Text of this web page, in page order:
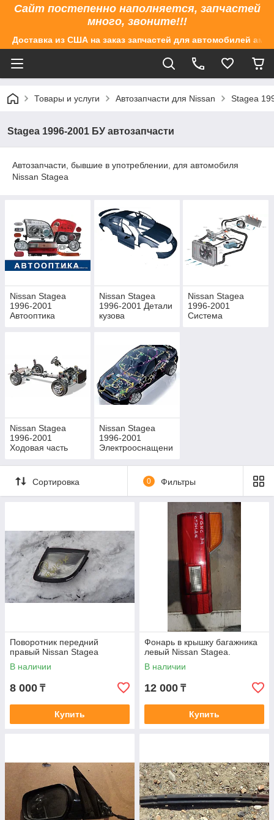
Сайт постепенно наполняется, запчастей
много, звоните!!!
Доставка из США на заказ запчастей для автомобилей
Товары и услуги Автозапчасти для Nissan Stagea
Stagea 1996-2001 БУ автозапчасти
Автозапчасти, бывшие в употреблении, для автомобиля
Nissan Stagea
Nissan Stagea
1996-2001
Автооптика
Nissan Stagea
1996-2001 Детали
кузова
Nissan Stagea
1996-2001
Система
Nissan Stagea
1996-2001
Ходовая часть
Nissan Stagea
1996-2001
Электрооснащени
Сортировка 0 Фильтры
Поворотник передний
правый Nissan Stagea
В наличии
8 000 ₸
Купить
Фонарь в крышку багажника
левый Nissan Stagea.
В наличии
12 000 ₸
Купить